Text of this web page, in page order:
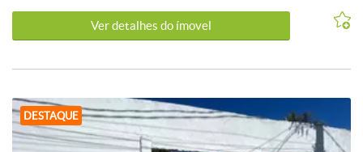
Ver detalhes do ímovel
DESTAQUE